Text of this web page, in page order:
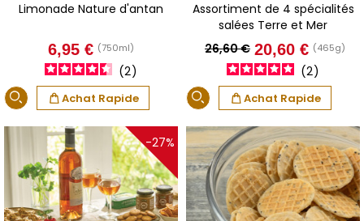
Limonade Nature d'antan
Prix
6,95 € (750ml)
Achat Rapide
2
Assortiment de 4 spécialités
salées Terre et Mer
Prix
de
base
26,60 € Prix
20,60 € (465g)
Achat Rapide
2
-27%